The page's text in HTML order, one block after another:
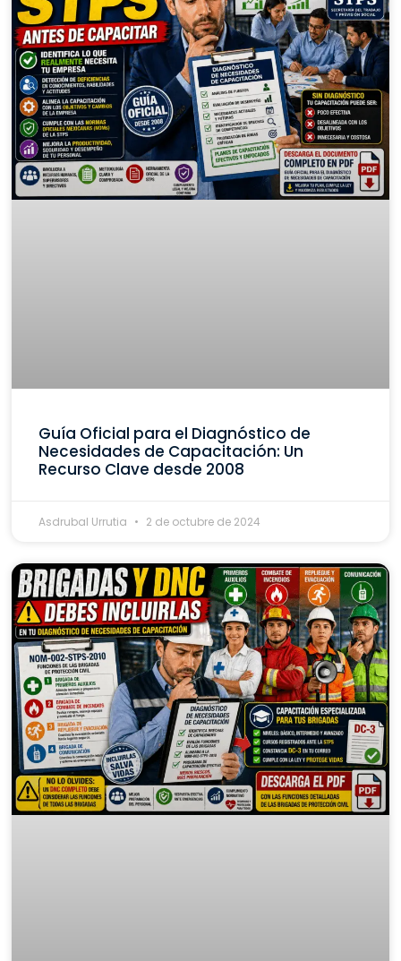
Guía Oficial para el Diagnóstico de
Necesidades de Capacitación: Un
Recurso Clave desde 2008
Asdrubal Urrutia 2 de octubre de 2024